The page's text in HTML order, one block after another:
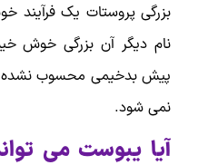
بزرگی پروستات یک
نام دیگر آن بزرگی خوش
پیش بدخیمی محسوب نشده و
نمی شود.
آیا یبوست می